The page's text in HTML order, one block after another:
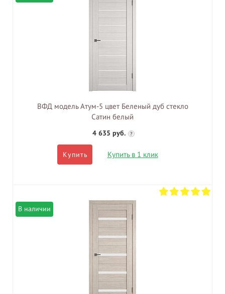
ВФД модель Атум-5 цвет Беленый дуб стекло
Сатин белый
4 635 руб. ?
Купить Купить в 1 клик
В наличии